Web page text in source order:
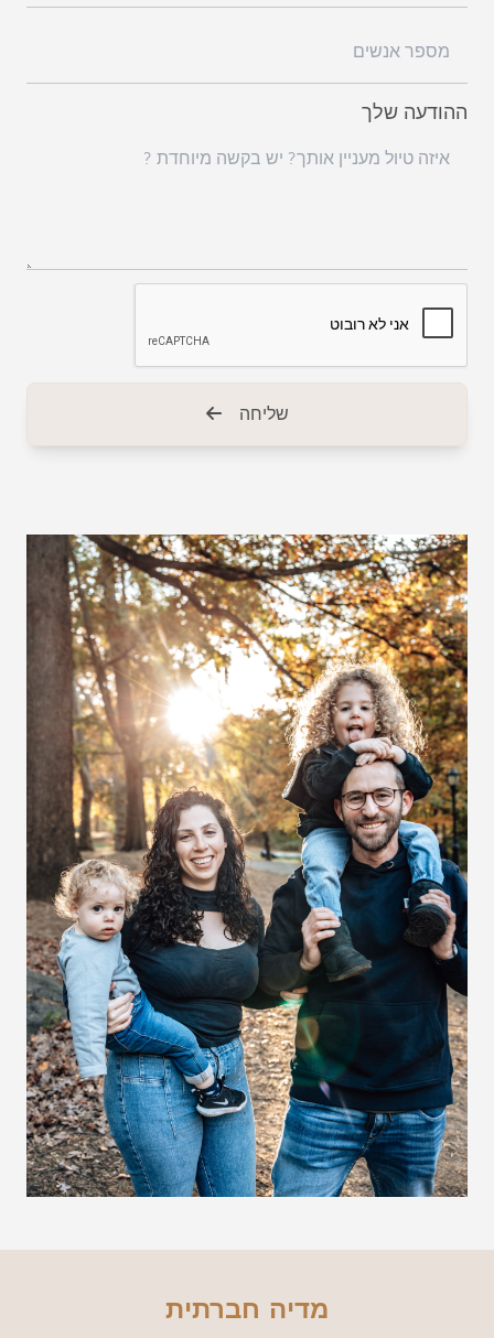
ההודעה שלך
שליחה
מדיה חברתית